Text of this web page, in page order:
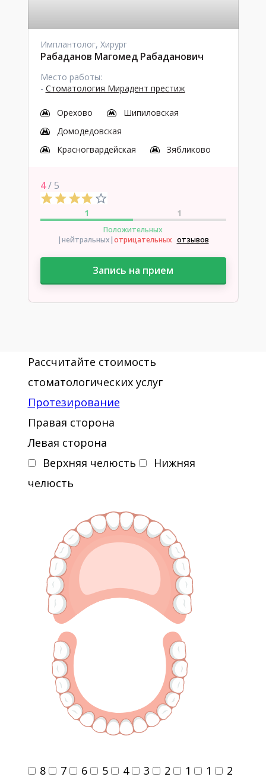
Имплантолог, Хирург
Рабаданов Магомед Рабаданович
Место работы:
- Стоматология Мирадент престиж
Орехово
Шипиловская
Домодедовская
Красногвардейская
Зябликово
4/ 5
1 1
Положительных
|нейтральных|отрицательных отзывов
Запись на прием
Рассчитайте стоимость
стоматологических услуг
Протезирование
Правая сторона
Левая сторона
Верхняя челюсть
Нижняя
челюсть
8 7 6 5 4 3 2 1 1 2